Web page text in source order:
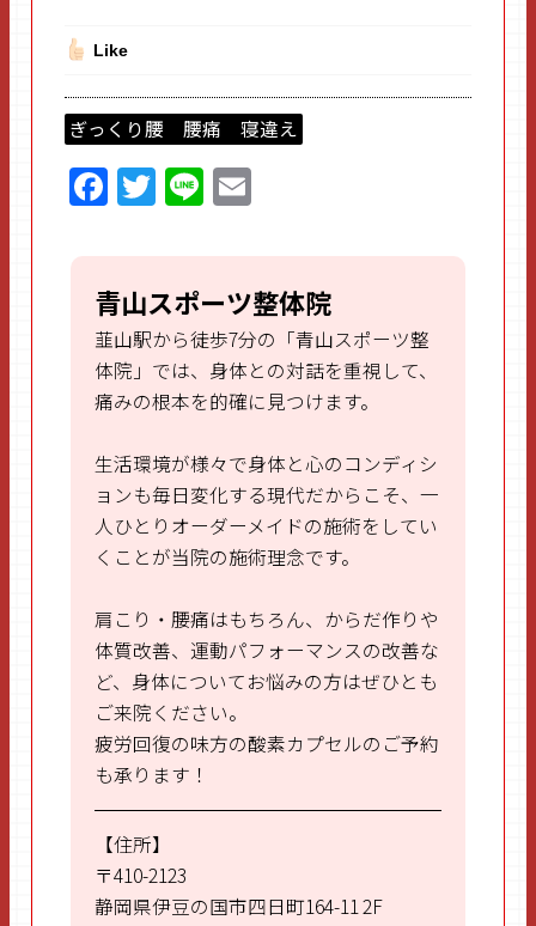
Like
ぎっくり腰 腰痛 寝違え
F
a
ce
b
o
o
k
T
w
itt
er
Li
n
e
E
ai
l
青山スポーツ整体院
韮山駅から徒歩7分の「青山スポーツ整
体院」では、身体との対話を重視して、
痛みの根本を的確に見つけます。
生活環境が様々で身体と心のコンディシ
ョンも毎日変化する現代だからこそ、一
人ひとりオーダーメイドの施術をしてい
くことが当院の施術理念です。
肩こり・腰痛はもちろん、からだ作りや
体質改善、運動パフォーマンスの改善な
ど、身体についてお悩みの方はぜひとも
ご来院ください。
疲労回復の味方の酸素カプセルのご予約
も承ります！
【住所】
〒410-2123
静岡県伊豆の国市四日町164-11 2F